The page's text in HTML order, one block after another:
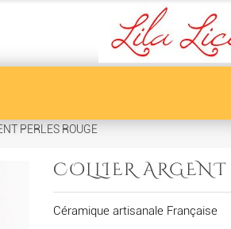
PERLES ROUGE
COLLIER ARGENT
Céramique artisanale Française